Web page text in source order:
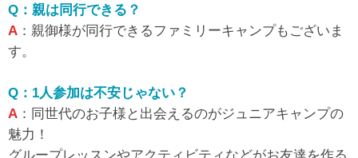
Q：親は同行できる？
A ：親御様が同行できるファミリーキャンプもございま
す。
Q：1人参加は不安じゃない？
A ：同世代のお子様と出会えるのがジュニアキャンプの
魅力！
グループレッスンやアクティビティなどがお友達を作る